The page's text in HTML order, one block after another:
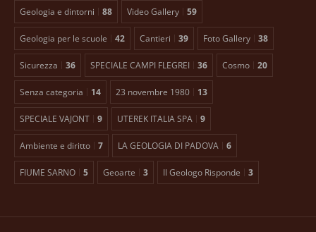
Geologia e dintorni 88 Video Gallery 59
Geologia per le scuole 42 Cantieri 39 Foto Gallery 38
Sicurezza 36 SPECIALE CAMPI FLEGREI 36 Cosmo 20
Senza categoria 14 23 novembre 1980 13
SPECIALE VAJONT 9 UTEREK ITALIA SPA 9
Ambiente e diritto 7 LA GEOLOGIA DI PADOVA 6
FIUME SARNO 5 Geoarte 3 Il Geologo Risponde 3